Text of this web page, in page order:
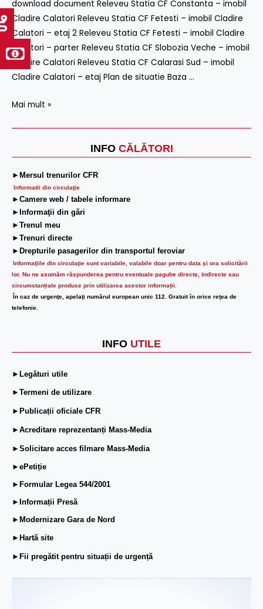
INFO CĂLĂTORI
►Mersul trenurilor CFR
Informatii din circulaţie
►Camere web / tabele informare
►Informaţii din gări
►Trenul meu
►Trenuri directe
►Drepturile pasagerilor din transportul feroviar
Informaţiile din circulaţie sunt variabile, valabile doar pentru data şi ora solicitării
lor. Nu ne asumăm răspunderea pentru eventuale pagube directe, indirecte sau
circumstanțiale produse prin utilizarea acestor informații.
În caz de urgenţe, apelaţi numărul european unic 112. Gratuit în orice reţea de
telefonie.
INFO UTILE
►Legături utile
►Termeni de utilizare
►Publicații oficiale CFR
►Acreditare reprezentanți Mass-Media
►Solicitare acces filmare Mass-Media
►ePetiție
►Formular Legea 544/2001
►Informații Presă
►Modernizare Gara de Nord
►Hartă site
►Fii pregătit pentru situații de urgență
download document Releveu Statia CF Constanta – imobil
Cladire Calatori Releveu Statia CF Fetesti – imobil Cladire
Calatori – etaj 2 Releveu Statia CF Fetesti – imobil Cladire
Calatori – parter Releveu Statia CF Slobozia Veche – imobil
Cladire Calatori Releveu Statia CF Calarasi Sud – imobil
Cladire Calatori – etaj Plan de situatie Baza …
si
terenuri)
–
30
Ianuarie
2026
Mai mult »